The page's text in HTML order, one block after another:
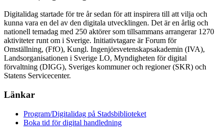
Digitalidag startade för tre år sedan för att inspirera till att vilja och
kunna vara en del av den digitala utvecklingen. Det är en årlig och
nationell temadag med 250 aktörer som tillsammans arrangerar 1270
aktiviteter runt om i Sverige. Initiativtagare är Forum för
Omställning, (FfO), Kungl. Ingenjörsvetenskapsakademin (IVA),
Landsorganisationen i Sverige LO, Myndigheten för digital
förvaltning (DIGG), Sveriges kommuner och regioner (SKR) och
Statens Servicecenter.
Länkar
Program/Digitalidag på Stadsbiblioteket
Boka tid för digital handledning